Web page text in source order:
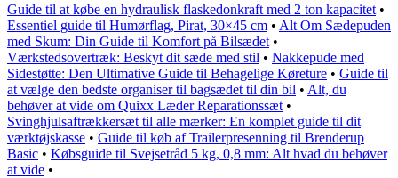
Guide til at købe en hydraulisk flaskedonkraft med 2 ton kapacitet •
Essentiel guide til Humørflag, Pirat, 30×45 cm • Alt Om Sædepuden
med Skum: Din Guide til Komfort på Bilsædet •
Værkstedsovertræk: Beskyt dit sæde med stil • Nakkepude med
Sidestøtte: Den Ultimative Guide til Behagelige Køreture • Guide til
at vælge den bedste organiser til bagsædet til din bil • Alt, du
behøver at vide om Quixx Læder Reparationssæt •
Svinghjulsaftrækkersæt til alle mærker: En komplet guide til dit
værktøjskasse • Guide til køb af Trailerpresenning til Brenderup
Basic • Købsguide til Svejsetråd 5 kg, 0,8 mm: Alt hvad du behøver
at vide •